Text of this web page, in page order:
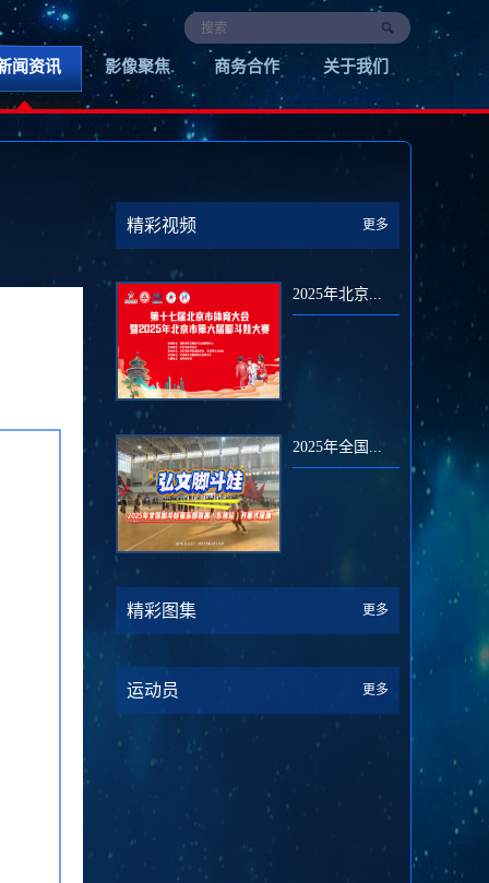
闻资讯 影像聚焦 商务合作 关于我们
精彩视频 更多
2025年北京...
2025年全国...
精彩图集 更多
运动员 更多